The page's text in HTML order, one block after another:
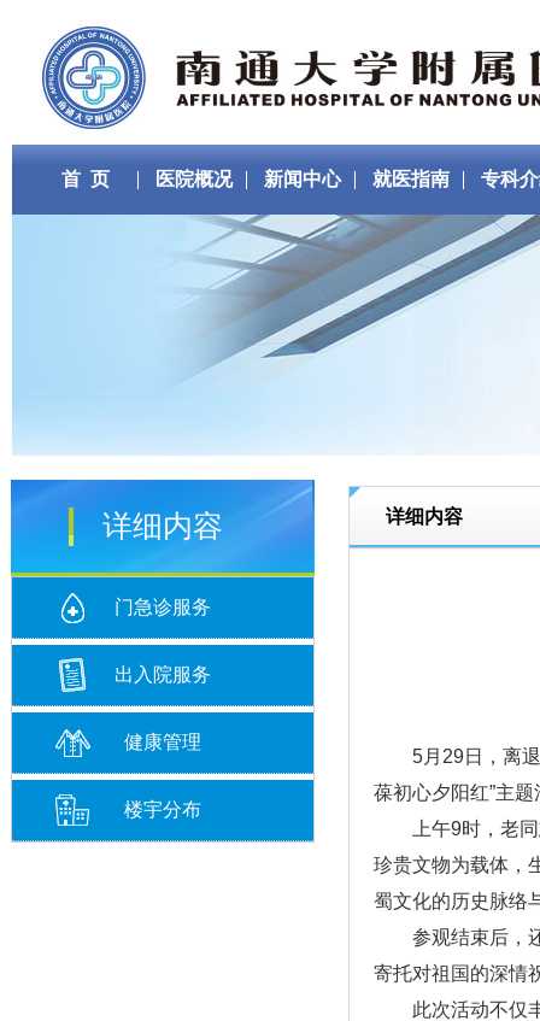
首 页 医院概况 新闻中心 就医指南 专科
详细内容
门急诊服务
出入院服务
健康管理
楼宇分布
详细内容
5月29日，离退
葆初心夕阳红”主题
上午9时，老同
珍贵文物为载体，
蜀文化的历史脉络
参观结束后，还
寄托对祖国的深情
此次活动不仅丰